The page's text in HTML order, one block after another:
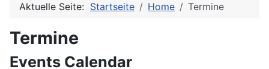
Aktuelle Seite: Startseite Home Termine
Termine
Events Calendar